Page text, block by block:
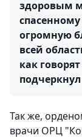
здоровым
огромную
всей
как
Так же,
врачи ОРЦ